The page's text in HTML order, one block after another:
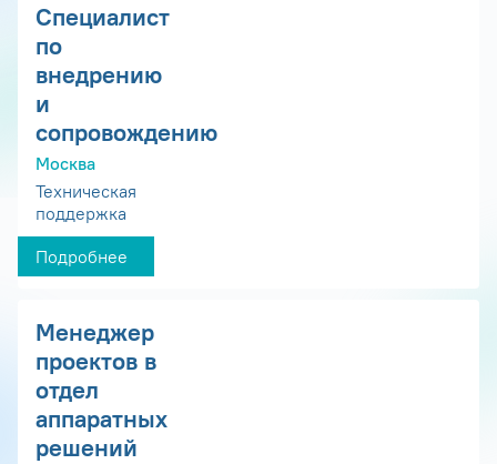
Специалист
по
внедрению
и
сопровождению
Москва
Техническая
поддержка
Подробнее
Менеджер
проектов в
отдел
аппаратных
решений